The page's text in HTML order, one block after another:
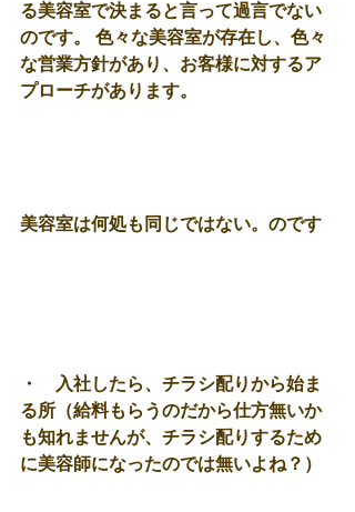
る美容室で決まると言って過言でない
のです。 色々な美容室が存在し、色々
な営業方針があり、お客様に対するア
プローチがあります。
美容室は何処も同じではない。のです
・　入社したら、チラシ配りから始ま
る所（給料もらうのだから仕方無いか
も知れませんが、チラシ配りするため
に美容師になったのでは無いよね？）